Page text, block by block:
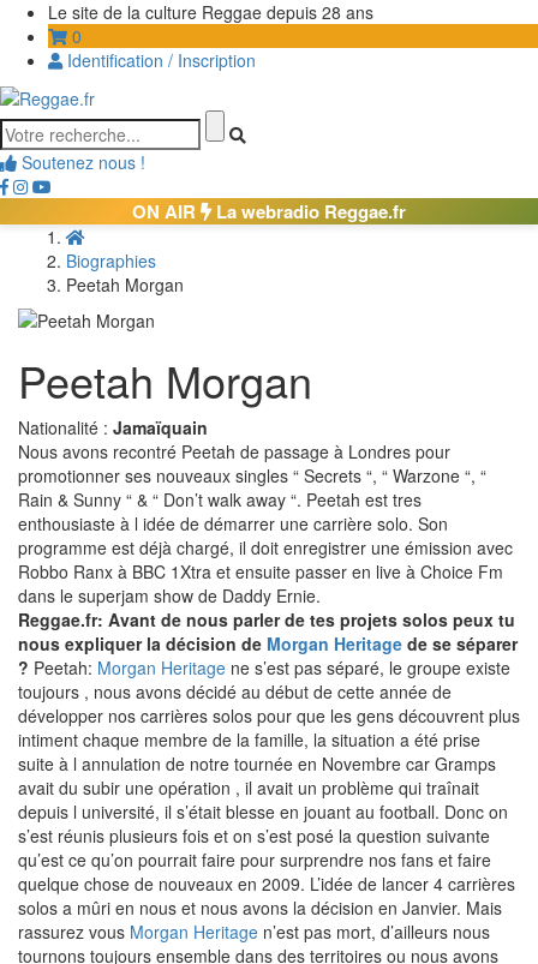
Le site de la culture Reggae depuis 28 ans
0
Identification / Inscription
Soutenez nous !
ON AIR La webradio Reggae.fr
Biographies
Peetah Morgan
Peetah Morgan
Nationalité : Jamaïquain
Nous avons recontré Peetah de passage à Londres pour
promotionner ses nouveaux singles “ Secrets “, “ Warzone “, “
Rain & Sunny “ & “ Don’t walk away “. Peetah est tres
enthousiaste à l idée de démarrer une carrière solo. Son
programme est déjà chargé, il doit enregistrer une émission avec
Robbo Ranx à BBC 1Xtra et ensuite passer en live à Choice Fm
dans le superjam show de Daddy Ernie.
Reggae.fr: Avant de nous parler de tes projets solos peux tu
nous expliquer la décision de Morgan Heritage de se séparer
? Peetah: Morgan Heritage ne s’est pas séparé, le groupe existe
toujours , nous avons décidé au début de cette année de
développer nos carrières solos pour que les gens découvrent plus
intiment chaque membre de la famille, la situation a été prise
suite à l annulation de notre tournée en Novembre car Gramps
avait du subir une opération , il avait un problème qui traînait
depuis l université, il s’était blesse en jouant au football. Donc on
s’est réunis plusieurs fois et on s’est posé la question suivante
qu’est ce qu’on pourrait faire pour surprendre nos fans et faire
quelque chose de nouveaux en 2009. L’idée de lancer 4 carrières
solos a mûri en nous et nous avons la décision en Janvier. Mais
rassurez vous Morgan Heritage n’est pas mort, d’ailleurs nous
tournons toujours ensemble dans des territoires ou nous avons